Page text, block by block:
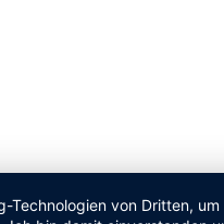
Technologien von Dritten,